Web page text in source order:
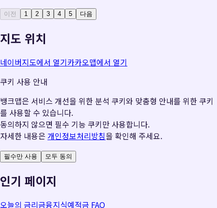
이전 1 2 3 4 5 다음
지도 위치
네이버지도에서 열기카카오맵에서 열기
쿠키 사용 안내
뱅크맵은 서비스 개선을 위한 분석 쿠키와 맞춤형 안내를 위한 쿠키
를 사용할 수 있습니다.
동의하지 않으면 필수 기능 쿠키만 사용합니다.
자세한 내용은 개인정보처리방침을 확인해 주세요.
필수만 사용 모두 동의
인기 페이지
오늘의 금리금융지식예적금 FAQ